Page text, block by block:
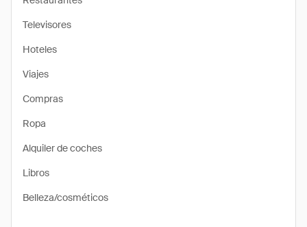
Televisores
Hoteles
Viajes
Compras
Ropa
Alquiler de coches
Libros
Belleza/cosméticos